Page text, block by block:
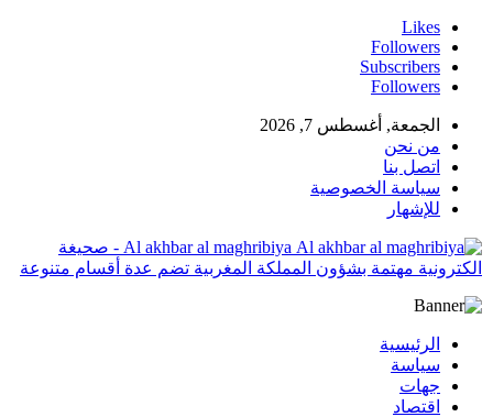
Likes
Followers
Subscribers
Followers
الجمعة, أغسطس 7, 2026
من نحن
اتصل بنا
سياسة الخصوصية
للإشهار
Al akhbar al maghribiya - صحيغة
الكترونية مهتمة بشؤون المملكة المغربية تضم عدة أقسام متنوعة
الرئيسية
سياسة
جهات
اقتصاد